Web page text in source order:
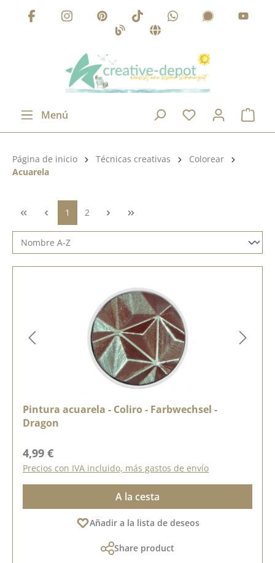
Saltar al contenido principal
Menú
Categoría de productos:
Página de inicio Técnicas creativas
Colorear
Acuarela
Página
1 Página
2
Pintura acuarela - Coliro - Farbwechsel -
Dragon
Precio normal:
4,99 €
Precios con IVA incluido, más gastos de envío
A la cesta
Añadir a la lista de deseos
Share product